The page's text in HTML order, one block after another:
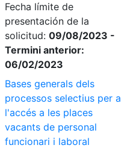
Fecha límite de
presentación de la
solicitud: 09/08/2023 -
Termini anterior:
06/02/2023
Bases generals dels
processos selectius per a
l'accés a les places
vacants de personal
funcionari i laboral